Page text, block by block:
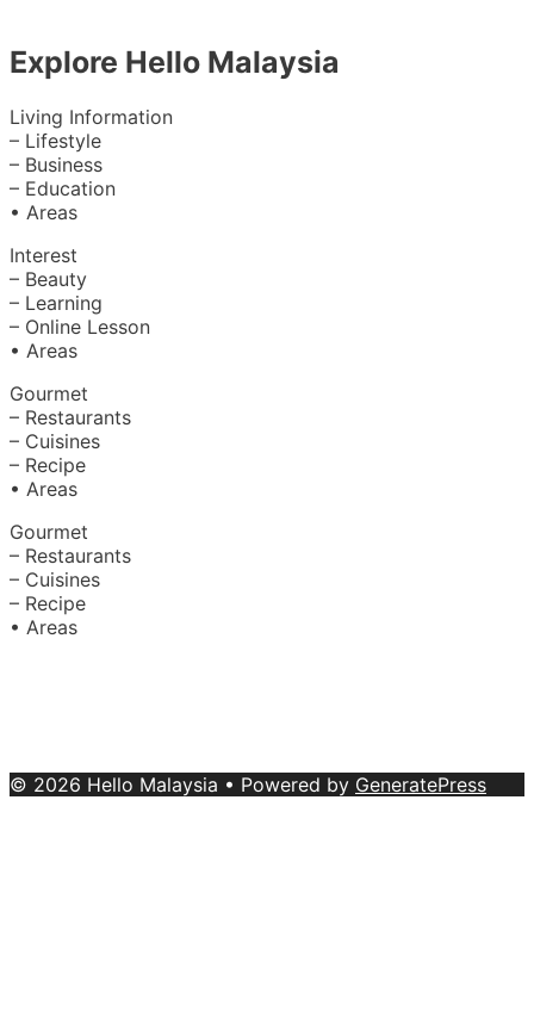
Explore Hello Malaysia
Living Information
– Lifestyle
– Business
– Education
• Areas
Interest
– Beauty
– Learning
– Online Lesson
• Areas
Gourmet
– Restaurants
– Cuisines
– Recipe
• Areas
Gourmet
– Restaurants
– Cuisines
– Recipe
• Areas
© 2026 Hello Malaysia • Powered by GeneratePress